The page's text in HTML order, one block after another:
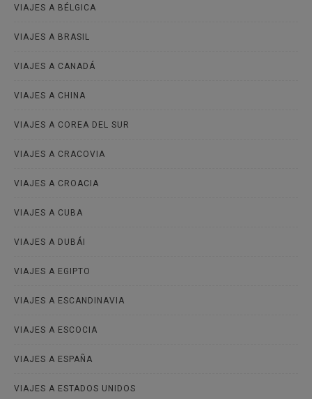
VIAJES A BÉLGICA
VIAJES A BRASIL
VIAJES A CANADÁ
VIAJES A CHINA
VIAJES A COREA DEL SUR
VIAJES A CRACOVIA
VIAJES A CROACIA
VIAJES A CUBA
VIAJES A DUBÁI
VIAJES A EGIPTO
VIAJES A ESCANDINAVIA
VIAJES A ESCOCIA
VIAJES A ESPAÑA
VIAJES A ESTADOS UNIDOS